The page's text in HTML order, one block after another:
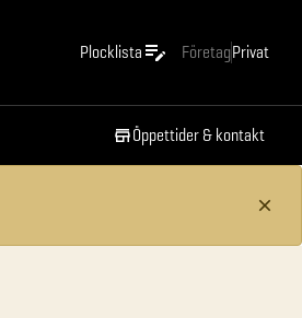
Plocklista FöretagPrivat
Öppettider & kontakt